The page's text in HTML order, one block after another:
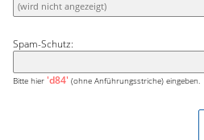
Spam-Schutz:
Bitte hier 'd84' (ohne Anführungsstriche) eingeben.